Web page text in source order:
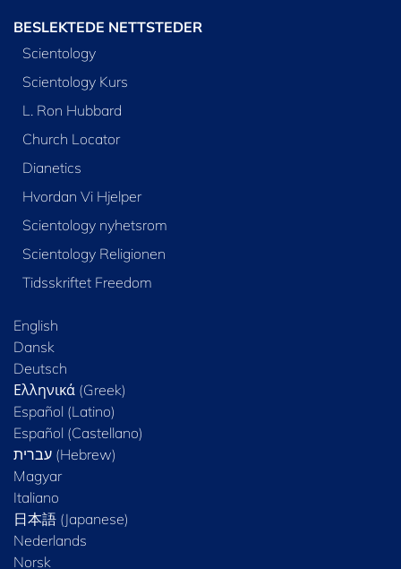
BESLEKTEDE NETTSTEDER
Scientology
Scientology Kurs
L. Ron Hubbard
Church Locator
Dianetics
Hvordan Vi Hjelper
Scientology nyhetsrom
Scientology Religionen
Tidsskriftet Freedom
English
Dansk
Deutsch
Ελληνικά (Greek)
Español (Latino)
Español (Castellano)
Magyar
Italiano
日本語 (Japanese)
Nederlands
Norsk